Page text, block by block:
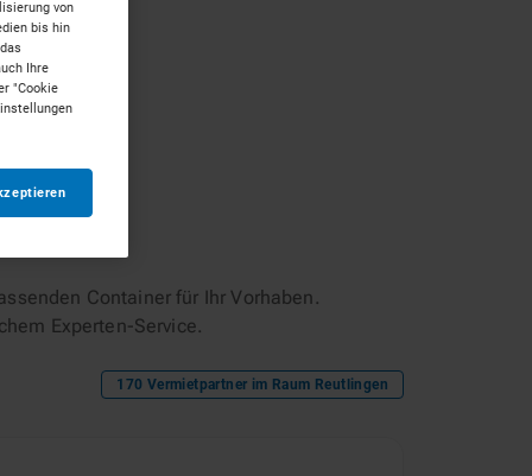
Container für Ihr Vorhaben.
Experten-Service.
170 Vermietpartner im Raum Reutlingen
von
bis hin
Ihre
"Cookie